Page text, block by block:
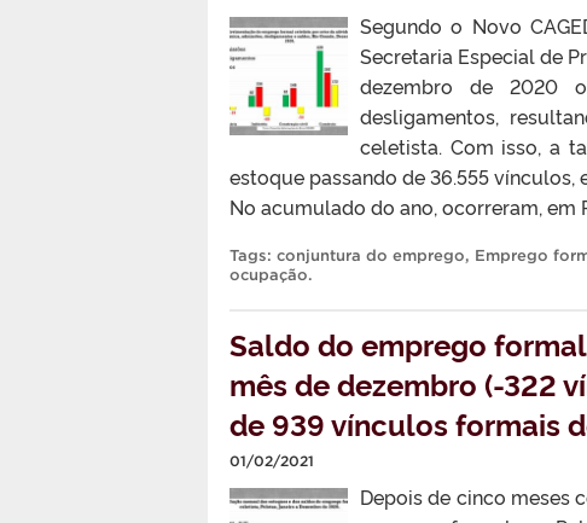
Segundo o Novo
Secretaria Especial de
dezembro de 2020
desligamentos,
celetista. Com isso, a
estoque passando de 36.555
No acumulado do ano, ocorreram, em
Tags: conjuntura do emprego, Emprego
ocupação.
Saldo do emprego
mês de dezembro (-322
de 939 vínculos formais
01/02/2021
Depois de cinco meses